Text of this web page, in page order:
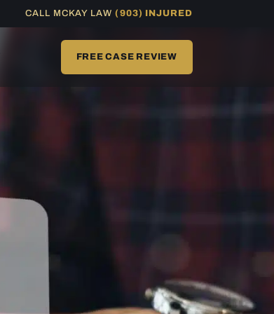
CALL MCKAY LAW(903) INJURED
FREE CASE REVIEW